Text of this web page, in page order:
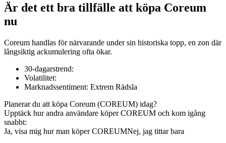
USDC Futures
Är det ett bra tillfälle att köpa Coreum
nu
Coreum handlas för närvarande under sin historiska topp, en zon där
långsiktig ackumulering ofta ökar.
30-dagarstrend:
Volatilitet:
Marknadssentiment: Extrem Rädsla
Planerar du att köpa Coreum (COREUM) idag?
Upptäck hur andra användare köper COREUM och kom igång
snabbt:
Ja, visa mig hur man köper COREUMNej, jag tittar bara